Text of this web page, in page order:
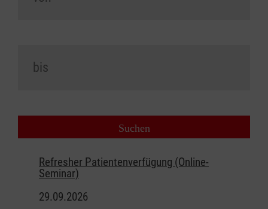
Refresher Patientenverfügung (Online-
Seminar)
29.09.2026